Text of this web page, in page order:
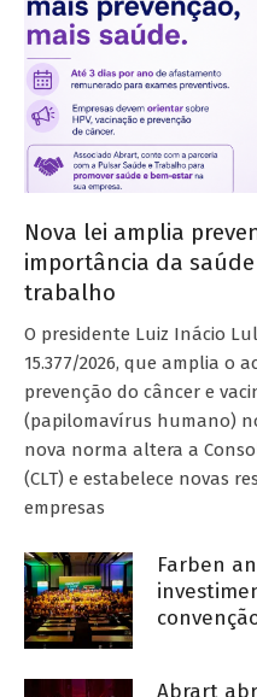
Nova lei amplia
importância da
trabalho
O presidente Luiz Inácio
15.377/2026, que amplia o
prevenção do câncer e
(papilomavírus humano)
nova norma altera a
(CLT) e estabelece novas
empresas
Farben